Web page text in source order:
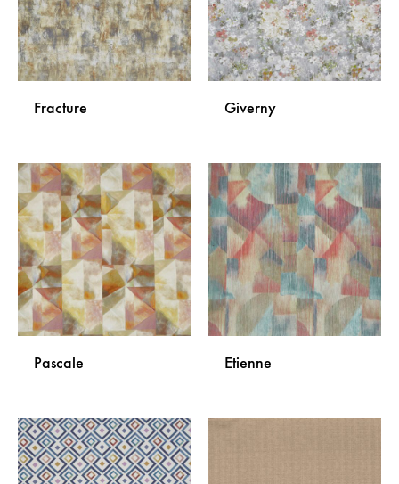
Fracture
DODAJ
NA
LISTU
ŽELJA
Giverny
NA
LISTU
ŽELJA
Pascale
DODAJ
NA
LISTU
Etienne